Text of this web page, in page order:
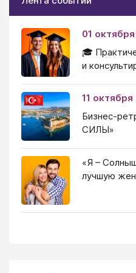
01
🎓
и
11 октября
Бизнес-
СИЛЫ»
«Я –
лучшую